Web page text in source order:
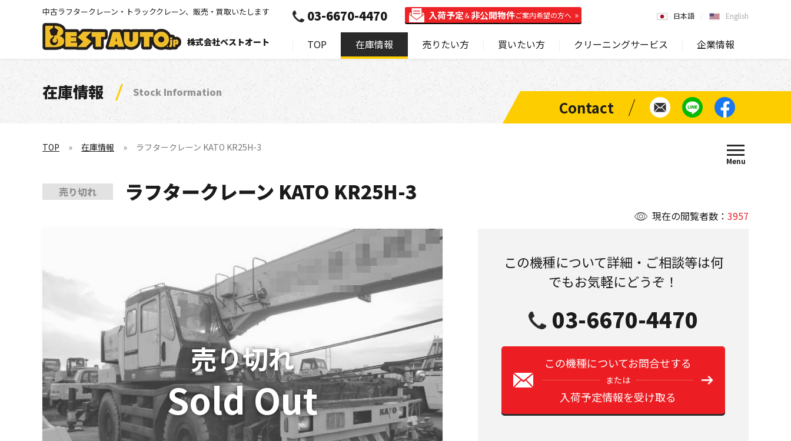
中古ラフタークレーン・トラッククレーン、販売・買取いたします
株式会社ベストオート TOP 在庫情報 売りたい方 買いたい方 クリーニングサービス 企業情報
03-6670-4470 入荷予定＆非公開物件ご案内希望の方へ 日本語 English
在庫情報 Stock Information
TOP 在庫情報 ラフタークレーン KATO KR25H-3
現在の閲覧者数： 3957
売り切れ ラフタークレーン KATO KR25H-3
この機種について詳細・ご相談等は何
でもお気軽にどうぞ！
03-6670-4470
この機種についてお問合せする
または
入荷予定情報を受け取る